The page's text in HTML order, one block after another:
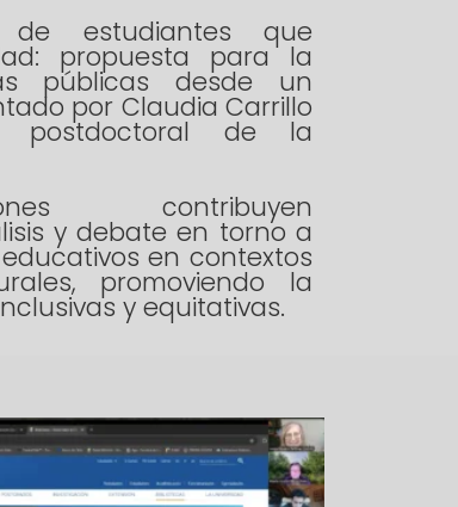
de estudiantes que
propuesta para la
públicas desde un
por Claudia Carrillo
postdoctoral de la
contribuyen
y debate en torno a
en contextos
promoviendo la
y equitativas.